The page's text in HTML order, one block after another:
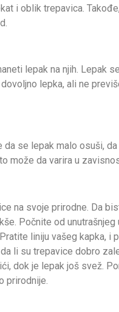
i oblik trepavica.
lepak na njih. Lepak
lepka, ali ne
se lepak malo osuši,
može da varira u
na svoje prirodne. Da
Počnite od
liniju vašeg kapka, i
li su trepavice dobro
dok je lepak još svež.
prirodnije.